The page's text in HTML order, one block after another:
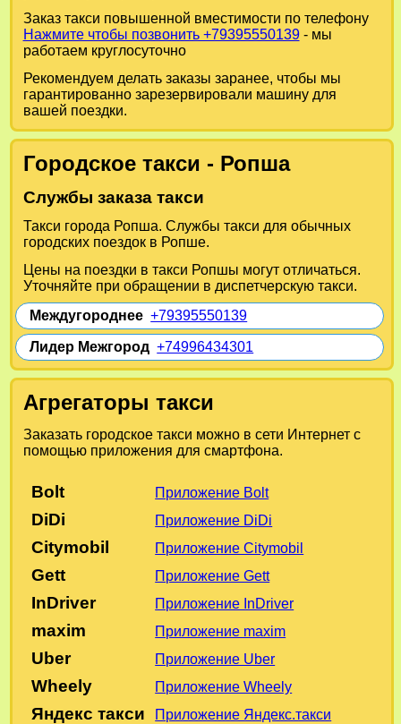
Заказ такси повышенной вместимости по телефону
Нажмите чтобы позвонить +79395550139- мы
работаем круглосуточно
Рекомендуем делать заказы заранее, чтобы мы
гарантированно зарезервировали машину для
вашей поездки.
Городское такси - Ропша
Службы заказа такси
Такси города Ропша. Службы такси для обычных
городских поездок в Ропше.
Цены на поездки в такси Ропшы могут отличаться.
Уточняйте при обращении в диспетчерскую такси.
Междугороднее+79395550139
Лидер Межгород+74996434301
Агрегаторы такси
Заказать городское такси можно в сети Интернет с
помощью приложения для смартфона.
Bolt Приложение Bolt
DiDi Приложение DiDi
Citymobil Приложение Citymobil
Gett Приложение Gett
InDriver Приложение InDriver
maxim Приложение maxim
Uber Приложение Uber
Wheely Приложение Wheely
Яндекс такси Приложение Яндекс.такси